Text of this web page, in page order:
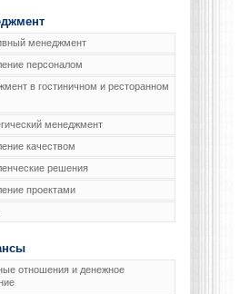
менеджмент
персоналом
в гостиничном и ресторанном
менеджмент
качеством
решения
проектами
отношения и денежное